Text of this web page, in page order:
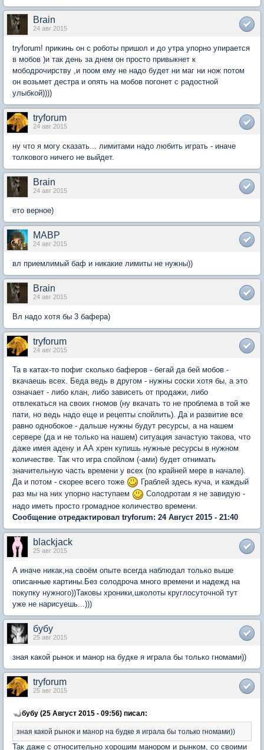
Brain
24 авг 2015
tryforum! прикинь он с роботы пришол и до утра упорно упирается
в мобов )и так день за днем он просто привыкнет к
мободрочирству ,и поом ему не надо будет ни маг ни нож потом
он возьмет дестра и опять на мобов погонет с радостной
улыбкой))))
tryforum
24 авг 2015
ну что я могу сказать... лимитами надо любить играть - иначе
толкового ничего не выйдет.
Brain
24 авг 2015
ето верное)
MABP
24 авг 2015
вл приемлимый баф и никакие лимиты не нужны))
Brain
24 авг 2015
Вл надо хотя бы 3 бафера)
tryforum
24 авг 2015
Та в катах-то пофиг сколько баферов - бегай да бей мобов -
вкачаешь всех. Беда ведь в другом - нужны соски хотя бы, а это
означает - либо клан, либо зависеть от продажи, либо
отвлекаться на своих гномов (ну вкачать то не проблема в той же
пати, но ведь надо еще и рецепты спойлить). Да и развитие все
равно однобокое - дальше нужны будут ресурсы, а на нашем
сервере (да и не только на нашем) ситуация зачастую такова, что
даже имея адену и АА хрен купишь нужные ресурсы в нужном
количестве. Так что игра спойлом (-ами) будет отнимать
значительную часть времени у всех (по крайней мере в начале).
Да и потом - скорее всего тоже
Граблей здесь куча, и каждый
раз мы на них упорно наступаем
Солодротам я не завидую -
надо иметь просто громадное количество времени.
Сообщение отредактировал tryforum: 24 Август 2015 - 21:40
blackjack
25 авг 2015
А иначе никак,на своём опыте всегда наблюдал только выше
описанные картины.Без солодроча много времени и надежд на
покупку нужного))Таковы хроники,школоты круглосуточной тут
уже не нарисуешь...)))
бубу
25 авг 2015
зная какой рынок и манор на будке я играла бы только гномами))
tryforum
25 авг 2015
бубу (25 Август 2015 - 09:56) писал:
зная какой рынок и манор на будке я играла бы только гномами))
Так даже с относительно хорошим манором и рынком, со своими